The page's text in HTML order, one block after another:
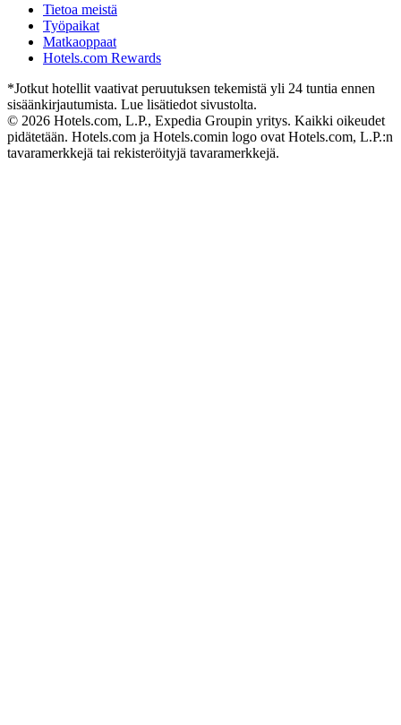
Tietoa meistä
Työpaikat
Matkaoppaat
Hotels.com Rewards
*Jotkut hotellit vaativat peruutuksen tekemistä yli 24 tuntia ennen
sisäänkirjautumista. Lue lisätiedot sivustolta.
© 2026 Hotels.com, L.P., Expedia Groupin yritys. Kaikki oikeudet
pidätetään. Hotels.com ja Hotels.comin logo ovat Hotels.com, L.P.:n
tavaramerkkejä tai rekisteröityjä tavaramerkkejä.